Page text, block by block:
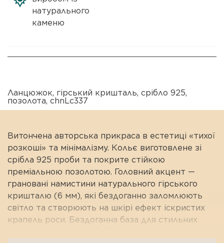
натурального
каменю
Ланцюжок, гірський кришталь, срібло 925,
позолота, chnLc337
Витончена авторська прикраса в естетиці «тихої
розкоші» та мінімалізму. Кольє виготовлене зі
срібла 925 проби та покрите стійкою
преміальною позолотою. Головний акцент —
грановані намистини натурального гірського
кришталю (6 мм), які бездоганно заломлюють
світло та створюють на шкірі ефект іскристих
крапель роси. Бездоганна база для стильних